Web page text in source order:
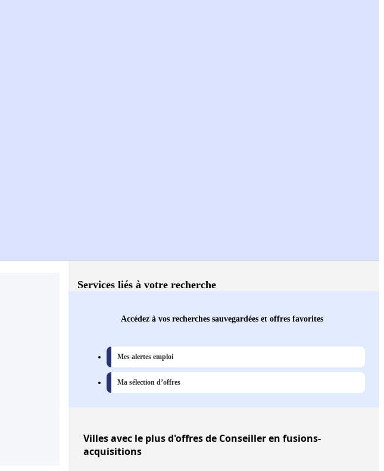
Services liés à votre recherche
Accédez à vos recherches sauvegardées et offres favorites
Mes alertes emploi
Ma sélection d’offres
Villesavec le plus d'offres de Conseiller en fusions-
acquisitions